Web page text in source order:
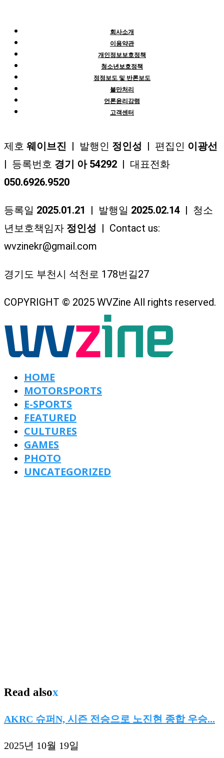
회사소개
이용약관
개인정보보호정책
청소년보호정책
정정보도 및 반론보도
불만처리
언론윤리강령
고객센터
제호 웨이브진 | 발행인 정인성 | 편집인 이광선
| 등록번호 경기 아 54292 | 대표전화
050.6926.9520
등록일 2025.01.21 | 발행일 2025.02.14 | 청소
년보호책임자 정인성 | Contact us:
wvzinekr@gmail.com
경기도 부천시 석천로 178번길27
COPYRIGHT © 2025 WVZine All rights reserved.
HOME
MOTORSPORTS
E-SPORTS
FEATURED
CULTURES
GAMES
PHOTO
UNCATEGORIZED
Read alsox
AKRC 슈퍼N, 시즌 전승으로 노진현 종합 우승...
2025년 10월 19일